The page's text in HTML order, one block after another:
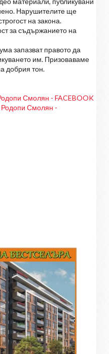
Нарушителите ще
на закона.
за съдържанието на
запазват правото да
им. Призоваваме
добрия тон.
Смолян - FACEBOOK
Родопи Смолян -